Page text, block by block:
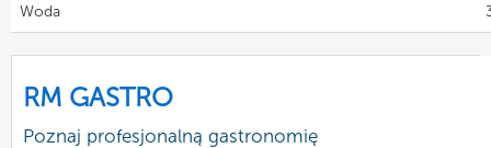
Woda
RM GASTRO
Poznaj profesjonalną gastronomię